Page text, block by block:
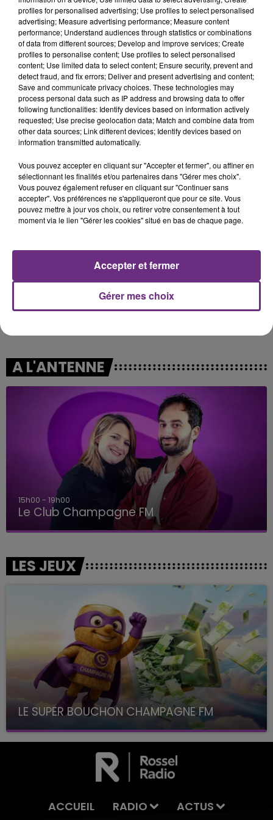
6h30
6h30
Girl On Fire
6h26
6h26
The Time Of My Life
6h23
6h23 6h20
6h20
A L'ANTENNE
15h00 - 19h00
Le Club Champagne FM
LES JEUX
LE SUPER BOUCHON CHAMPAGNE FM
avec La Famille Champagne FM, à 8H10
ACCUEIL RADIO ACTUS
profiles for personalised advertising; Use profiles to select personalised
advertising; Measure advertising performance; Measure content
performance; Understand audiences through statistics or combinations
of data from different sources; Develop and improve services; Create
profiles to personalise content; Use profiles to select personalised
content; Use limited data to select content; Ensure security, prevent and
detect fraud, and fix errors; Deliver and present advertising and content;
Save and communicate privacy choices. These technologies may
process personal data such as IP address and browsing data to offer
following functionalities: Identify devices based on information actively
requested; Use precise geolocation data; Match and combine data from
other data sources; Link different devices; Identify devices based on
information transmitted automatically.
Vous pouvez accepter en cliquant sur "Accepter et fermer", ou affiner en
sélectionnant les finalités et/ou partenaires dans "Gérer mes choix".
Vous pouvez également refuser en cliquant sur "Continuer sans
accepter". Vos préférences ne s'appliqueront que pour ce site. Vous
pouvez mettre à jour vos choix, ou retirer votre consentement à tout
moment via le lien "Gérer les cookies" situé en bas de chaque page.
Gérer mes choix
Accepter et fermer